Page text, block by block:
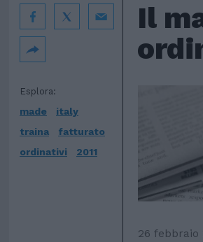
Il
Esplora:
made
italy
traina
fatturato
ordinativi
2011
26 febbraio